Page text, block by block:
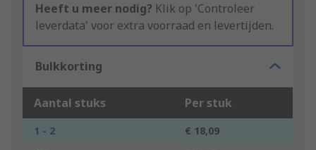
Heeft u meer nodig? Klik op 'Controleer
leverdata' voor extra voorraad en levertijden.
Bulkkorting
Aantal stuks Per stuk
1 - 2
€ 18,09